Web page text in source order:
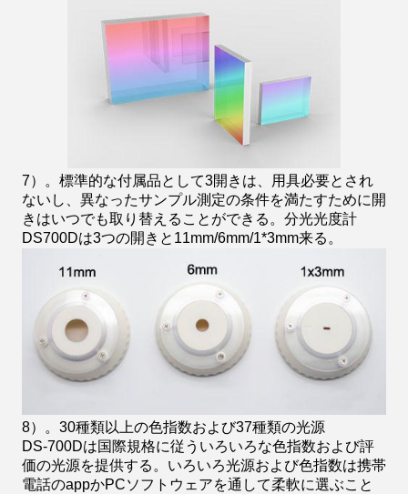
7）。標準的な付属品として3開きは、用具必要とされ
ないし、異なったサンプル測定の条件を満たすために開
きはいつでも取り替えることができる。分光光度計
DS700Dは3つの開きと11mm/6mm/1*3mm来る。
8）。30種類以上の色指数および37種類の光源
DS-700Dは国際規格に従ういろいろな色指数および評
価の光源を提供する。いろいろ光源および色指数は携帯
電話のappかPCソフトウェアを通して柔軟に選ぶこと